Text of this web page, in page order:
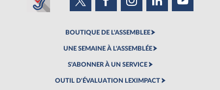
BOUTIQUE DE L'ASSEMBLEE
UNE SEMAINE À L'ASSEMBLÉE
S'ABONNER À UN SERVICE
OUTIL D'ÉVALUATION LEXIMPACT